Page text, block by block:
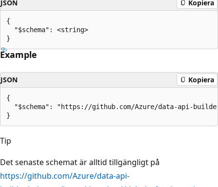
JSON Kopiera
{
  "$schema": <string>
Example
JSON Kopiera
{
"$schema": "https://github.com/Azure/data-api-
Tip
Det senaste schemat är alltid tillgängligt på
https://github.com/Azure/data-api-